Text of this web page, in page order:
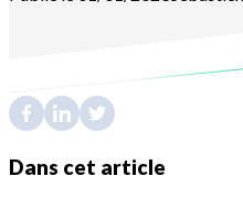
Dans cet article